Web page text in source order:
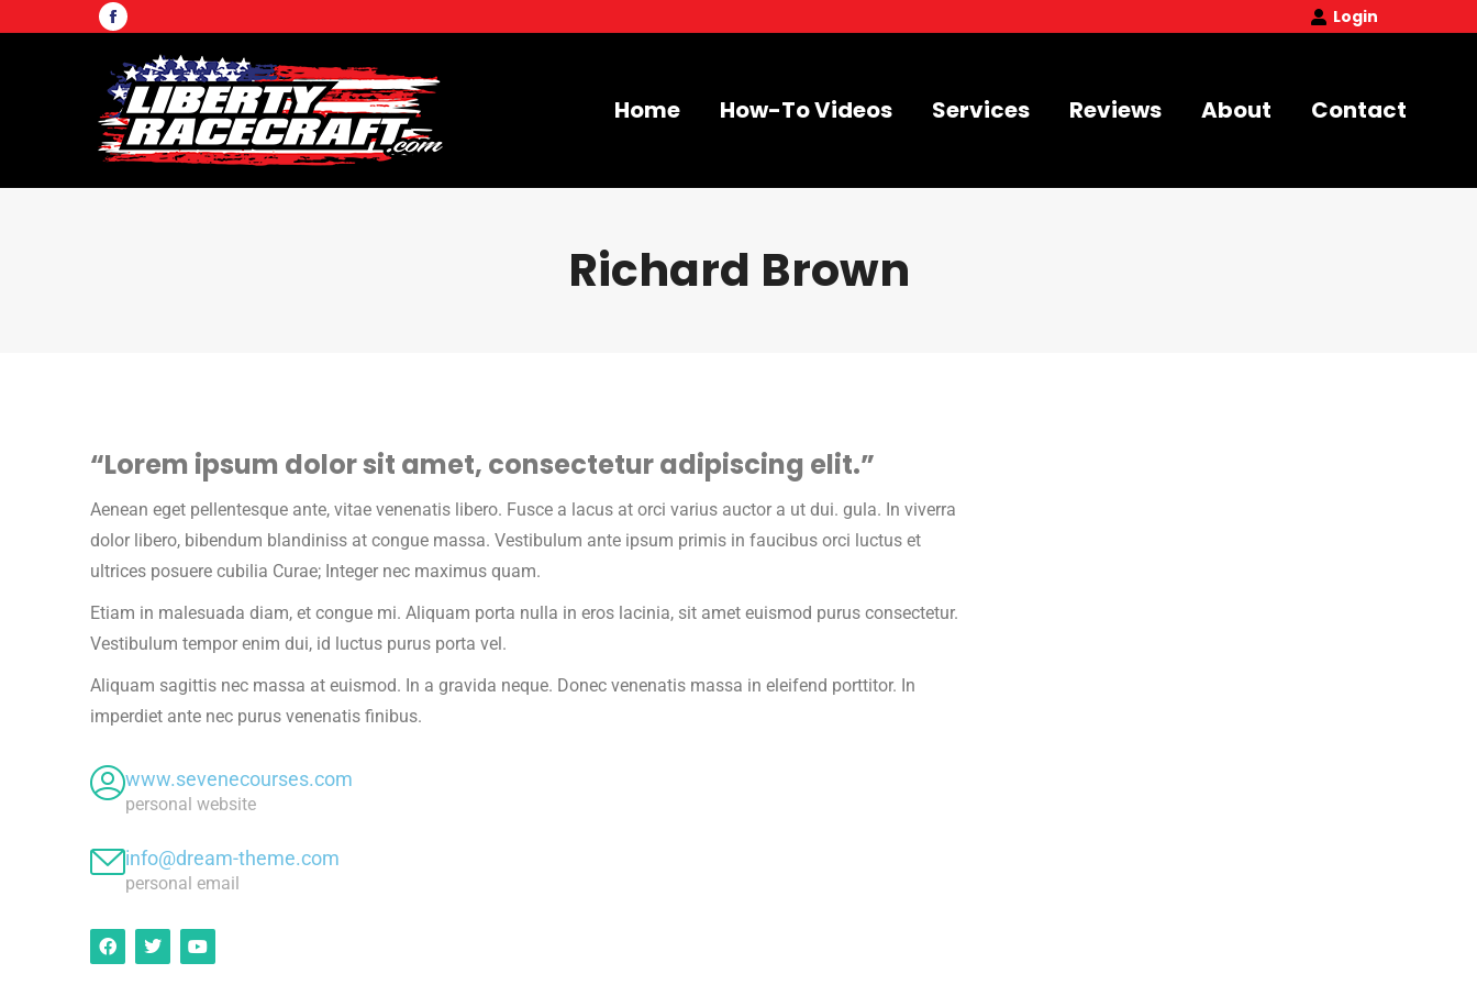
Login
Home How-To Videos Services Reviews About Contact
Richard Brown
“Lorem ipsum dolor sit amet, consectetur adipiscing elit.”
Aenean eget pellentesque ante, vitae venenatis libero. Fusce a lacus at orci varius auctor a ut dui. gula. In viverra
dolor libero, bibendum blandiniss at congue massa. Vestibulum ante ipsum primis in faucibus orci luctus et
ultrices posuere cubilia Curae; Integer nec maximus quam.
Etiam in malesuada diam, et congue mi. Aliquam porta nulla in eros lacinia, sit amet euismod purus consectetur.
Vestibulum tempor enim dui, id luctus purus porta vel.
Aliquam sagittis nec massa at euismod. In a gravida neque. Donec venenatis massa in eleifend porttitor. In
imperdiet ante nec purus venenatis finibus.
www.sevenecourses.com
personal website
info@dream-theme.com
personal email